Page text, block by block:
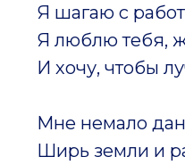
Я шагаю с
Я люблю тебя,
И хочу, чтобы
Мне немало
Ширь земли и